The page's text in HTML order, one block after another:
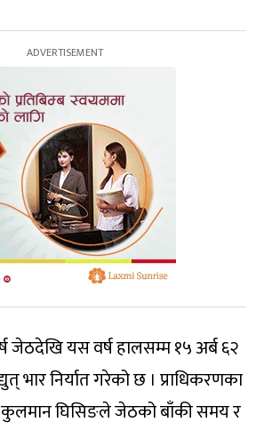
जेठदेखि यस वर्ष हालसम्म १५ अर्ब ६२
भार निर्यात गरेको छ । प्राधिकरणका
कुलमान घिसिङले जेठको बाँकी समय र